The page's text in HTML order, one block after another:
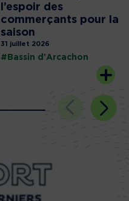
l’espoir des
commerçants pour la
saison
31 juillet 2026
#Bassin d'Arcachon